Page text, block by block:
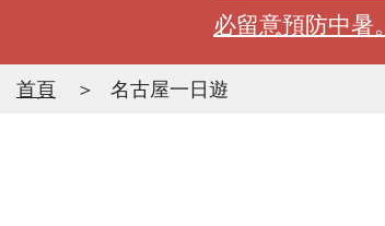
必留意預防中暑。
首頁 名古屋一日遊